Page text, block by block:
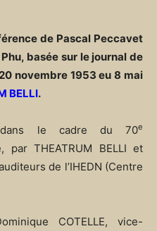
de Pascal Peccavet
basée sur le journal de
novembre 1953 eu 8 mai
BELLI.
dans le cadre du 70e
par THEATRUM BELLI et
de l’IHEDN (Centre
COTELLE, vice-